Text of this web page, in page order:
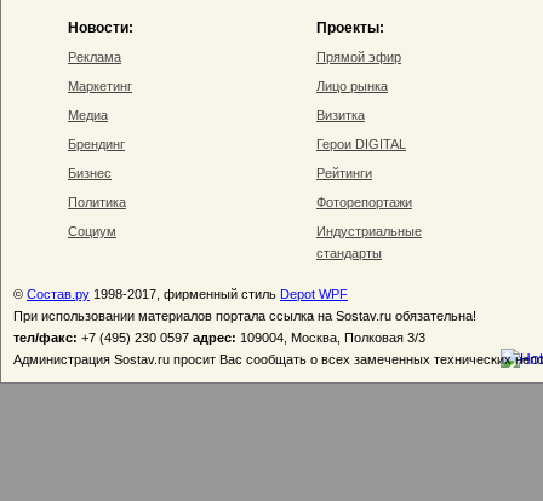
Новости:
Реклама
Маркетинг
Медиа
Брендинг
Бизнес
Политика
Социум
Проекты:
Прямой эфир
Лицо рынка
Визитка
Герои DIGITAL
Рейтинги
Фоторепортажи
Индустриальные
стандарты
© Состав.ру 1998-2017, фирменный стиль Depot WPF
При использовании материалов портала ссылка на Sostav.ru обязательна!
тел/факс: +7 (495) 230 0597 адрес: 109004, Москва, Полковая 3/3
Администрация Sostav.ru просит Вас сообщать о всех замеченных технических